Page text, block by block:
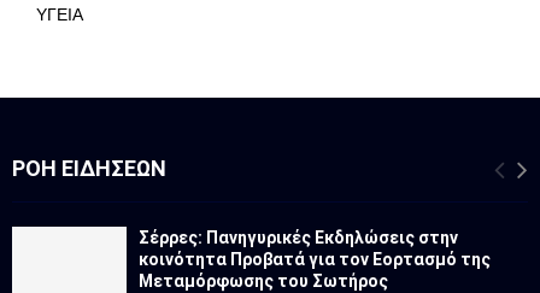
ΥΓΕΙΑ
ΡΟΉ ΕΙΔΉΣΕΩΝ
Σέρρες: Πανηγυρικές Εκδηλώσεις στην
κοινότητα Προβατά για τον Εορτασμό της
Μεταμόρφωσης του Σωτήρος